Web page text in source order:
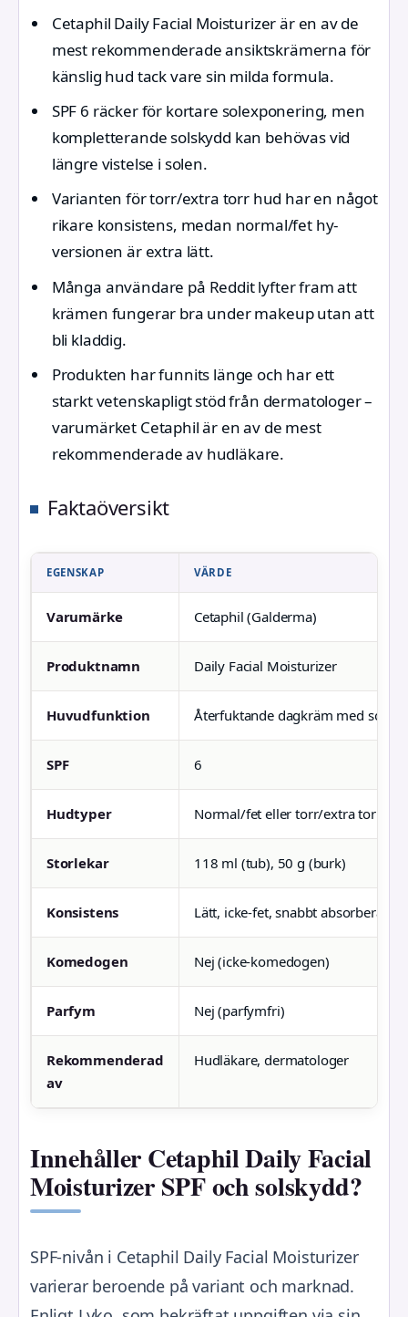
Cetaphil Daily Facial Moisturizer är en av de
mest rekommenderade ansiktskrämerna för
känslig hud tack vare sin milda formula.
SPF 6 räcker för kortare solexponering, men
kompletterande solskydd kan behövas vid
längre vistelse i solen.
Varianten för torr/extra torr hud har en något
rikare konsistens, medan normal/fet hy-
versionen är extra lätt.
Många användare på Reddit lyfter fram att
krämen fungerar bra under makeup utan att
bli kladdig.
Produkten har funnits länge och har ett
starkt vetenskapligt stöd från dermatologer –
varumärket Cetaphil är en av de mest
rekommenderade av hudläkare.
Faktaöversikt
EGENSKAP VÄRDE
Varumärke Cetaphil (Galderma)
Produktnamn Daily Facial Moisturizer
Huvudfunktion Återfuktande dagkräm med
SPF 6
Hudtyper Normal/fet eller torr/extra torr
Storlekar 118 ml (tub), 50 g (burk)
Konsistens Lätt, icke-fet, snabbt absorberande
Komedogen Nej (icke-komedogen)
Parfym Nej (parfymfri)
Rekommenderad
av
Hudläkare, dermatologer
Innehåller Cetaphil Daily Facial
Moisturizer SPF och solskydd?
SPF-nivån i Cetaphil Daily Facial Moisturizer
varierar beroende på variant och marknad.